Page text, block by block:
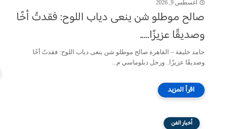
أغسطس 9, 2026
صالح موطلو شن ينعى دياب اللوح: فقدتُ أخًا
وصديقًا عزيزًا.....
حامد خليفة – القاهرة صالح موطلو شن ينعى دياب اللوح: فقدتُ أخًا
وصديقًا عزيزًا.. ورحل دبلوماسي م...
أخبار الفن